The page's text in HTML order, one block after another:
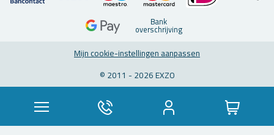
Bank
over­schrij­ving
Mijn coo­kie-in­stel­lin­gen aan­pas­sen
© 2011 - 2026 EXZO